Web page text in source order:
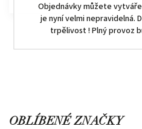
Objednávky můžete
je nyní velmi nepravidelná.
trpělivost ! Plný provoz
OBLÍBENÉ ZNAČKY